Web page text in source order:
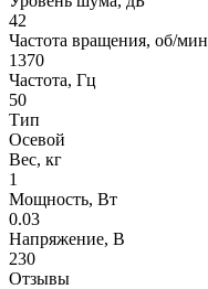
42
Частота вращения, об/мин
1370
Частота, Гц
50
Тип
Осевой
Вес, кг
1
Мощность, Вт
0.03
Напряжение, В
230
Отзывы